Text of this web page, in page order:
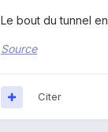
Le bout du tunnel
Source
Citer